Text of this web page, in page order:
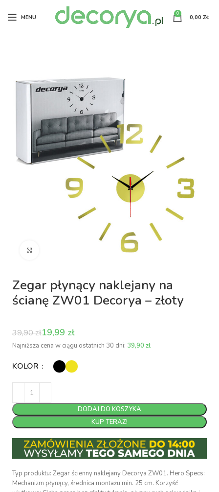
MENU
0
0,00 ZŁ
Zegar płynący naklejany na
ścianę ZW01 Decorya – złoty
39,90zł19,99 zł
Najniższa cena w ciągu ostatnich 30 dni: 39,90 zł
KOLOR
DODAJ DO KOSZYKA
KUP TERAZ!
Typ produktu: Zegar ścienny naklejany Decorya ZW01. Hero Specs:
Mechanizm płynący, średnica montażu min. 25 cm. Korzyść